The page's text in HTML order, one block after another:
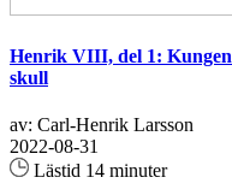
Henrik VIII, del 1:
skull
av: Carl-Henrik Larsson
2022-08-31
Lästid 14 minuter